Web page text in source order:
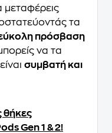
μεταφέρεις
τα
πρόσβαση
να τα
συμβατή και
θήκες
Gen 1 & 2!